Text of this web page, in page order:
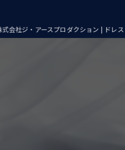
会社ジ・アースプロダクション | ドレ